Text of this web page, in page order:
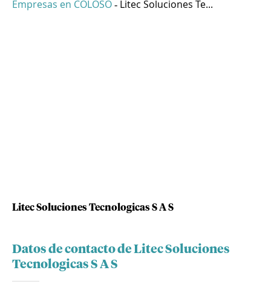
Empresas en COLOSO - Litec Soluciones Te...
Litec Soluciones Tecnologicas S A S
Datos de contacto de Litec Soluciones
Tecnologicas S A S